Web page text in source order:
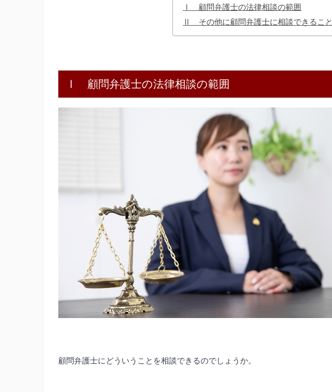
Ⅰ 顧問弁護士の法律相談の範囲
Ⅱ その他に顧問弁護士に相談できること
Ⅰ 顧問弁護士の法律相談の範囲
顧問弁護士にどういうことを相談できるのでしょうか。